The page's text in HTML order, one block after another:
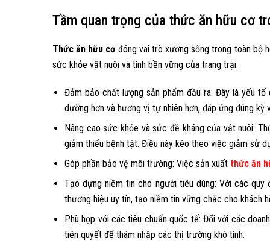
Tầm quan trọng của thức ăn hữu cơ
Thức ăn hữu cơ đóng vai trò xương sống trong toàn bộ
sức khỏe vật nuôi và tính bền vững của trang trại:
Đảm bảo chất lượng sản phẩm đầu ra: Đây là yếu
dưỡng hơn và hương vị tự nhiên hơn, đáp ứng đúng
Nâng cao sức khỏe và sức đề kháng của vật nuôi:
giảm thiểu bệnh tật. Điều này kéo theo việc giảm sử
Góp phần bảo vệ môi trường: Việc sản xuất thức ăn
Tạo dựng niềm tin cho người tiêu dùng: Với các
thương hiệu uy tín, tạo niềm tin vững chắc cho khách
Phù hợp với các tiêu chuẩn quốc tế: Đối với các
tiên quyết để thâm nhập các thị trường khó tính.